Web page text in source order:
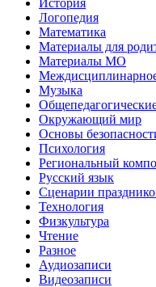
Логопедия
Математика
Материалы для
Материалы МО
Музыка
Окружающий мир
Основы
Психология
Региональный
Русский язык
Сценарии
Технология
Физкультура
Чтение
Разное
Аудиозаписи
Видеозаписи